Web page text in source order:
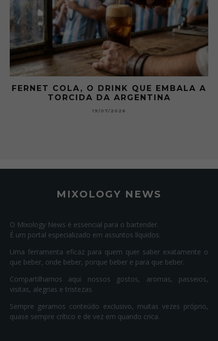
FERNET COLA, O DRINK QUE EMBALA A
TORCIDA DA ARGENTINA
19/07/2026
MIXOLOGY NEWS
O Mixology News é essencial para o bartender.
É um portal especializado em assuntos líquidos.
Uma ferramenta eficaz para quem quer saber exatamente o
que beber, onde beber, porque beber e para que beber.
Compartilhamos aqui nossos gostos, aromas, passeios,
visitas, alegrias e tristezas.
Sempre geramos conteúdo exclusivo, muitas vezes próprio,
quase sempre crítico e de vez em quando crica.